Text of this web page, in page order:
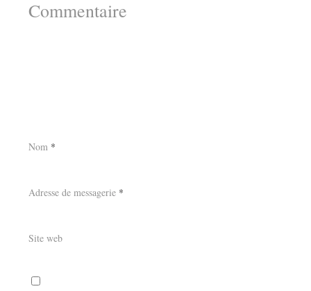
Commentaire
Nom *
Adresse de messagerie *
Site web